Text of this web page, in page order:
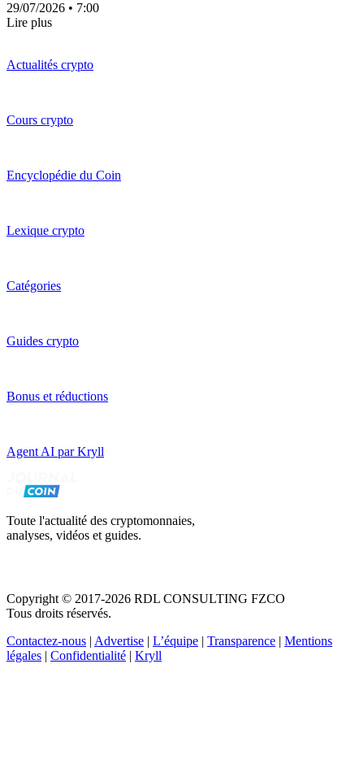
29/07/2026 • 7:00
Lire plus
Actualités crypto
Cours crypto
Encyclopédie du Coin
Lexique crypto
Catégories
Guides crypto
Bonus et réductions
Agent AI par Kryll
Toute l'actualité des cryptomonnaies,
analyses, vidéos et guides.
Copyright © 2017-2026 RDL CONSULTING FZCO
Tous droits réservés.
Contactez-nous | Advertise | L’équipe | Transparence | Mentions
légales | Confidentialité | Kryll